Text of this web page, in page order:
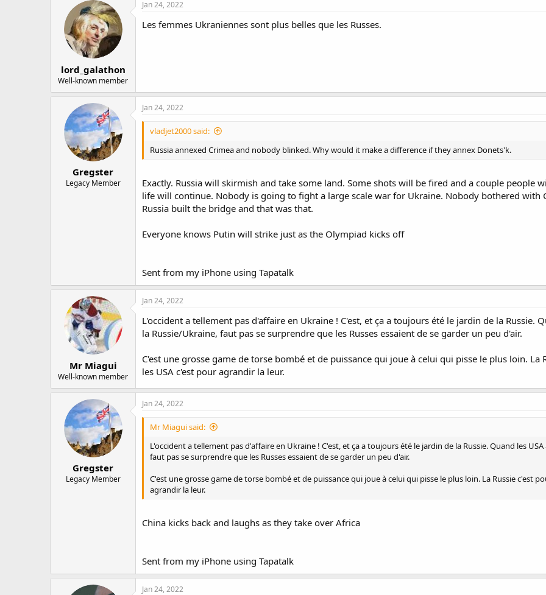
lord_galathon
Well-known member
Jan 24, 2022
Les femmes Ukraniennes sont plus belles que les Russes.
Gregster
Legacy Member
Jan 24, 2022
vladjet2000 said:
Russia annexed Crimea and nobody blinked. Why would it make a difference if they annex Donets'k.
Exactly. Russia will skirmish and take some land. Some shots will be fired and a couple people
life will continue. Nobody is going to fight a large scale war for Ukraine. Nobody bothered with
Russia built the bridge and that was that.
Everyone knows Putin will strike just as the Olympiad kicks off
Sent from my iPhone using Tapatalk
Mr Miagui
Well-known member
Jan 24, 2022
L'occident a tellement pas d'affaire en Ukraine ! C'est, et ça a toujours été le jardin de la Russie.
la Russie/Ukraine, faut pas se surprendre que les Russes essaient de se garder un peu d'air.
C'est une grosse game de torse bombé et de puissance qui joue à celui qui pisse le plus loin. La
les USA c'est pour agrandir la leur.
Gregster
Legacy Member
Jan 24, 2022
Mr Miagui said:
L'occident a tellement pas d'affaire en Ukraine ! C'est, et ça a toujours été le jardin de la Russie. Quand les
faut pas se surprendre que les Russes essaient de se garder un peu d'air.
C'est une grosse game de torse bombé et de puissance qui joue à celui qui pisse le plus loin. La Russie c'est
agrandir la leur.
China kicks back and laughs as they take over Africa
Sent from my iPhone using Tapatalk
Jan 24, 2022